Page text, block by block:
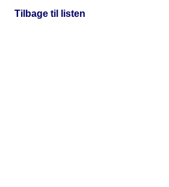
Tilbage til listen